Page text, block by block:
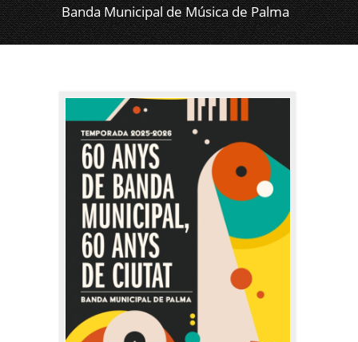
Banda Municipal de Música de Palma